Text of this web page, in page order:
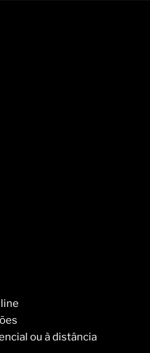
ou à distância